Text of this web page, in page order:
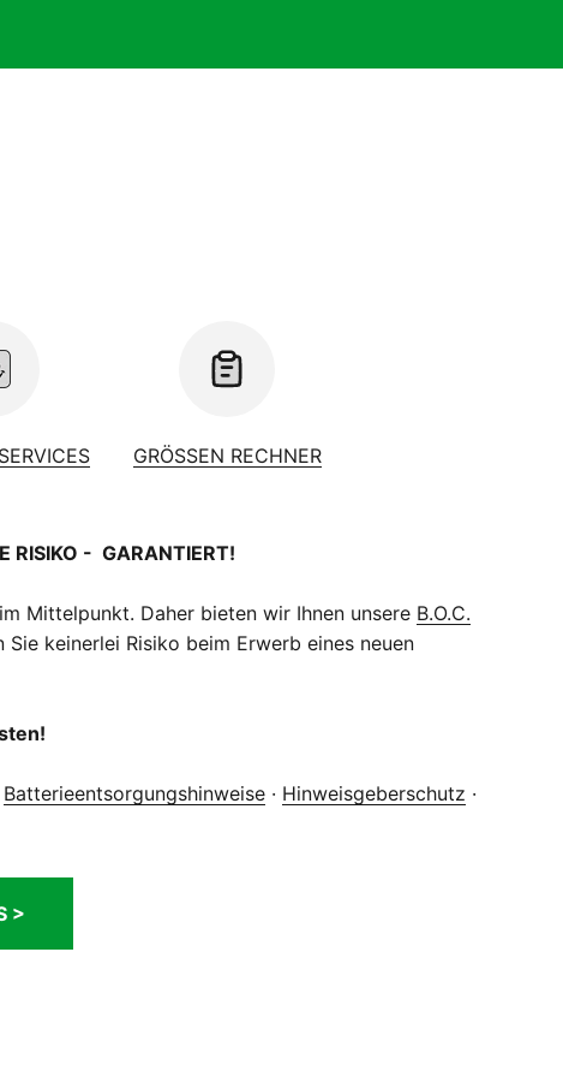
GRÖSSEN RECHNER
RISIKO - GARANTIERT!
Mittelpunkt. Daher bieten wir Ihnen unsere B.O.C.
Sie keinerlei Risiko beim Erwerb eines neuen
Batterieentsorgungshinweise · Hinweisgeberschutz ·
>